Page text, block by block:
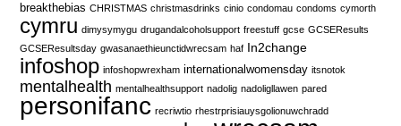
breakthebias CHRISTMAS christmasdrinks cinio condomau condoms cymorth
cymru dimysymygu drugandalcoholsupport freestuff gcse GCSEResults
GCSEResultsday gwasanaethieunctidwrecsam haf In2change
infoshop infoshopwrexham internationalwomensday itsnotok
mentalhealth mentalhealthsupport nadolig nadoligllawen pared
personifanc recriwtio rhestrprisiauysgolionuwchradd